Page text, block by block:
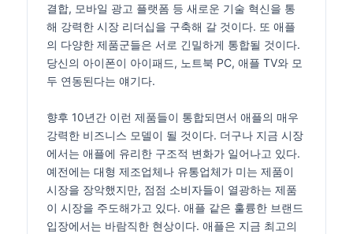
결합, 모바일 광고 플랫폼 등 새로운 기술 혁신을 통
해 강력한 시장 리더십을 구축해 갈 것이다. 또 애플
의 다양한 제품군들은 서로 긴밀하게 통합될 것이다.
당신의 아이폰이 아이패드, 노트북 PC, 애플 TV와 모
두 연동된다는 얘기다.
향후 10년간 이런 제품들이 통합되면서 애플의 매우
강력한 비즈니스 모델이 될 것이다. 더구나 지금 시장
에서는 애플에 유리한 구조적 변화가 일어나고 있다.
예전에는 대형 제조업체나 유통업체가 미는 제품이
시장을 장악했지만, 점점 소비자들이 열광하는 제품
이 시장을 주도해가고 있다. 애플 같은 훌륭한 브랜드
입장에서는 바람직한 현상이다. 애플은 지금 최고의